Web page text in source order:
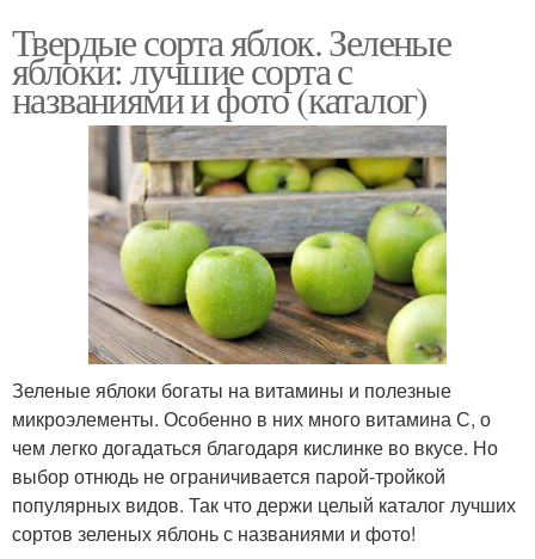
Твердые сорта яблок. Зеленые
яблоки: лучшие сорта с
названиями и фото (каталог)
Зеленые яблоки богаты на витамины и полезные
микроэлементы. Особенно в них много витамина С, о
чем легко догадаться благодаря кислинке во вкусе. Но
выбор отнюдь не ограничивается парой-тройкой
популярных видов. Так что держи целый каталог лучших
сортов зеленых яблонь с названиями и фото!